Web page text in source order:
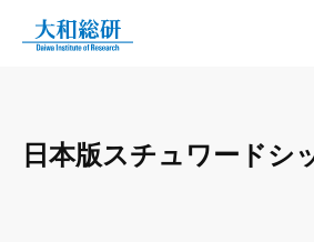
日本版スチュワードシ